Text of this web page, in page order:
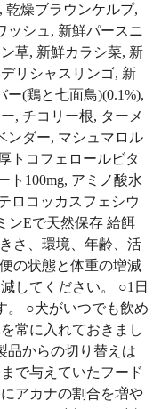
乾燥ブラウンケルプ,
ッシュ, 新鮮パースニ
草, 新鮮カラシ菜, 新
リシャスリンゴ, 新
(鶏と七面鳥)(0.1%),
, チコリー根, ターメ
ンダー, マシュマロル
トコフェロールビタ
ト100mg, アミノ酸水
ロコッカスフェシウ
ンEで天然保存 給餌
さ、環境、年齢、活
の状態と体重の増減
してください。 ○1日
。 ○犬がいつでも飲め
常に入れておきまし
品からの切り替えは
で与えていたフード
アカナの割合を増や